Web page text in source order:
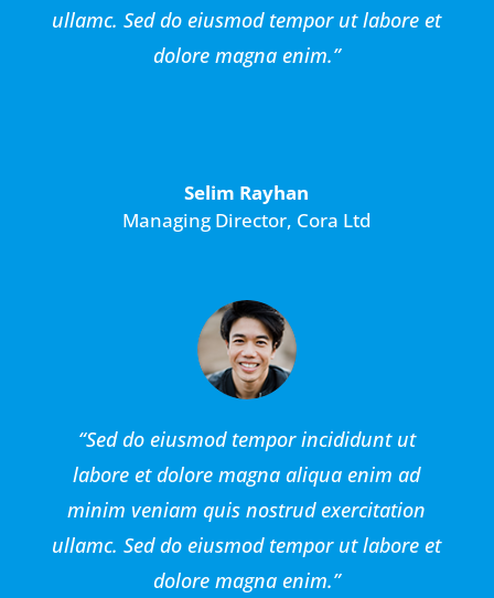
ullamc. Sed do eiusmod tempor ut labore et
dolore magna enim.”
Selim Rayhan
Managing Director, Cora Ltd
“Sed do eiusmod tempor incididunt ut
labore et dolore magna aliqua enim ad
minim veniam quis nostrud exercitation
ullamc. Sed do eiusmod tempor ut labore et
dolore magna enim.”